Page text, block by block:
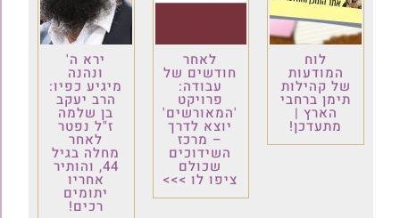
לוח
המודעות
של קהילות
תימן ברחבי
הארץ |
מתעדכן!
לאחר
חודשים של
עבודה:
פרויקט
'המאורשים'
יוצא לדרך
– מרכז
השידוכים
שכולם
ציפו לו >>>
ירא ה'
ונהנה
מיגיע כפיו:
הרב יעקב
בן שלמה
ז"ל נפטר
לאחר
מחלה בגיל
44, והותיר
אחריו
יתומים
רכים!